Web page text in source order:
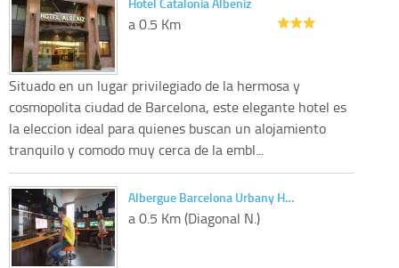
a 0.5 Km
Situado en un lugar privilegiado de la hermosa y
cosmopolita ciudad de Barcelona, este elegante hotel es
la eleccion ideal para quienes buscan un alojamiento
tranquilo y comodo muy cerca de la embl...
Albergue Barcelona Urbany H…
a 0.5 Km (Diagonal N.)